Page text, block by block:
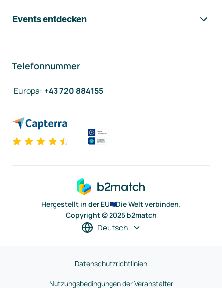
Events entdecken
Telefonnummer
Europa: +43 720 884155
Hergestellt in der EU
Die Welt verbinden.
Copyright © 2025 b2match
Deutsch
Datenschutzrichtlinien
Nutzungsbedingungen der Veranstalter